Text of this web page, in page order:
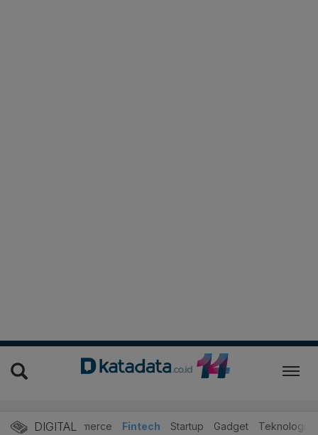
DIGITAL
E-Commerce Fintech Startup Gadget Teknologi